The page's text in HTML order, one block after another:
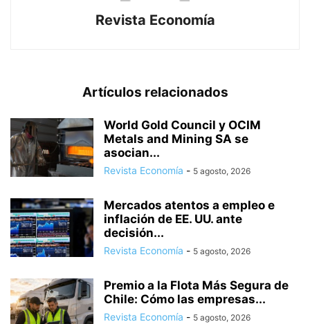
Revista Economía
Artículos relacionados
World Gold Council y OCIM
Metals and Mining SA se
asocian...
Revista Economía - 5 agosto, 2026
Mercados atentos a empleo e
inflación de EE. UU. ante
decisión...
Revista Economía - 5 agosto, 2026
Premio a la Flota Más Segura de
Chile: Cómo las empresas...
Revista Economía - 5 agosto, 2026